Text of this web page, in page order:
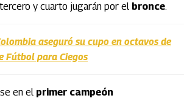
y cuarto jugarán por el bronce.
aseguró su cupo en octavos de
Fútbol para Ciegos
en el primer campeón